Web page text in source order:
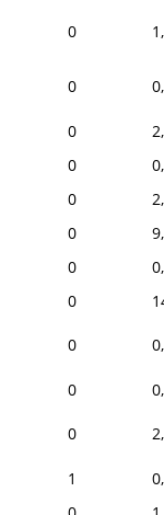
0
0
0
0
0
0
0
0
0
0
0
1